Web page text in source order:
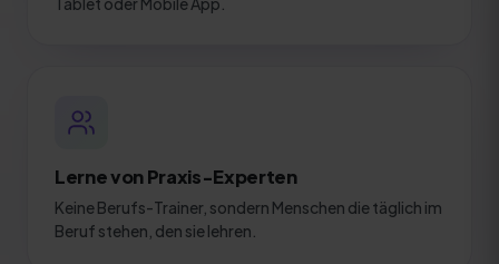
Lerne von Praxis-Experten
Keine Berufs-Trainer, sondern Menschen die täglich im
Beruf stehen, den sie lehren.